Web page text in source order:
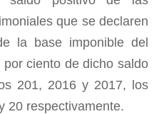
que se declaren
la base imponible del
ciento de dicho saldo
201, 2016 y 2017, los
20 respectivamente.